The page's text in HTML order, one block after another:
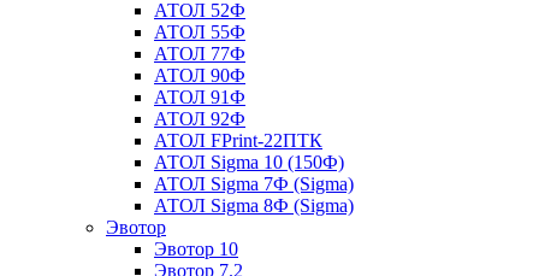
АТОЛ 52Ф
АТОЛ 55Ф
АТОЛ 77Ф
АТОЛ 90Ф
АТОЛ 91Ф
АТОЛ 92Ф
АТОЛ FPrint-22ПТК
АТОЛ Sigma 10 (150Ф)
АТОЛ Sigma 7Ф (Sigma)
АТОЛ Sigma 8Ф (Sigma)
Эвотор
Эвотор 10
Эвотор 7.2